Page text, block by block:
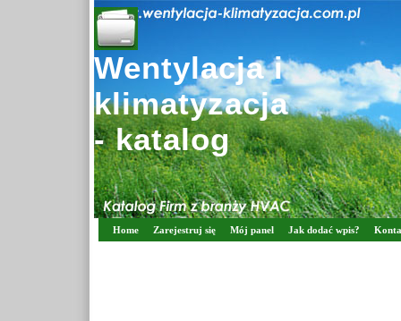
Wentylacja i
klimatyzacja
- katalog
Home Zarejestruj się Mój panel Jak dodać wpis?